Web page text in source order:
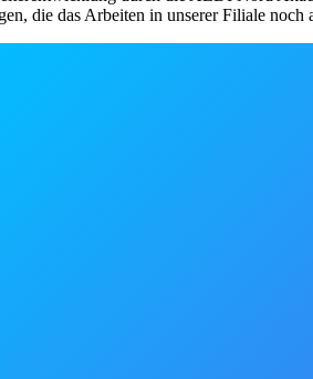
die das Arbeiten in unserer Filiale noch